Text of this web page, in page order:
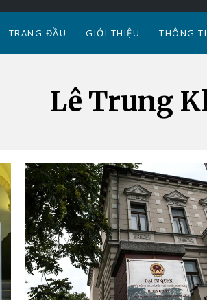
TRANG ĐẦU GIỚI THIỆU THÔNG
Lê Trung